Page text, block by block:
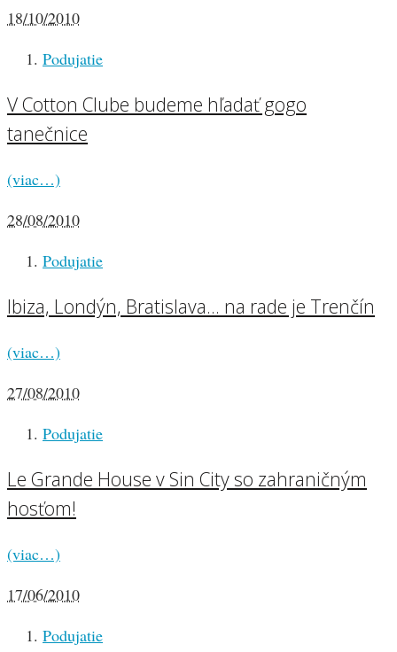
18/10/2010
Podujatie
V Cotton Clube budeme hľadať gogo
tanečnice
(viac…)
28/08/2010
Podujatie
Ibiza, Londýn, Bratislava… na rade je Trenčín
(viac…)
27/08/2010
Podujatie
Le Grande House v Sin City so zahraničným
hosťom!
(viac…)
17/06/2010
Podujatie